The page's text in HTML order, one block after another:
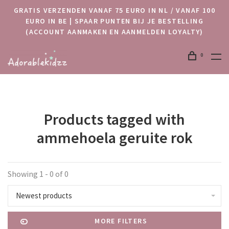
GRATIS VERZENDEN VANAF 75 EURO IN NL / VANAF 100
EURO IN BE | SPAAR PUNTEN BIJ JE BESTELLING
(ACCOUNT AANMAKEN EN AANMELDEN LOYALTY)
0
Products tagged with
ammehoela geruite rok
Showing 1 - 0 of 0
Newest products
MORE FILTERS